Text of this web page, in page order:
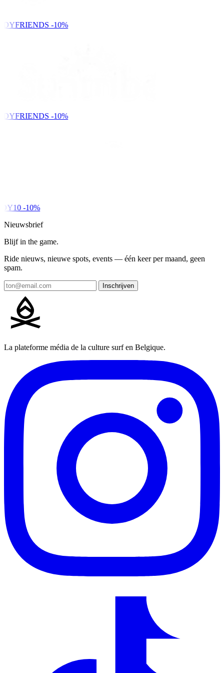
-10%
-10%
-10%
Nieuwsbrief
Blijf in the game.
Ride nieuws, nieuwe spots, events — één keer per maand, geen
spam.
Inschrijven
La plateforme média de la culture surf en Belgique.